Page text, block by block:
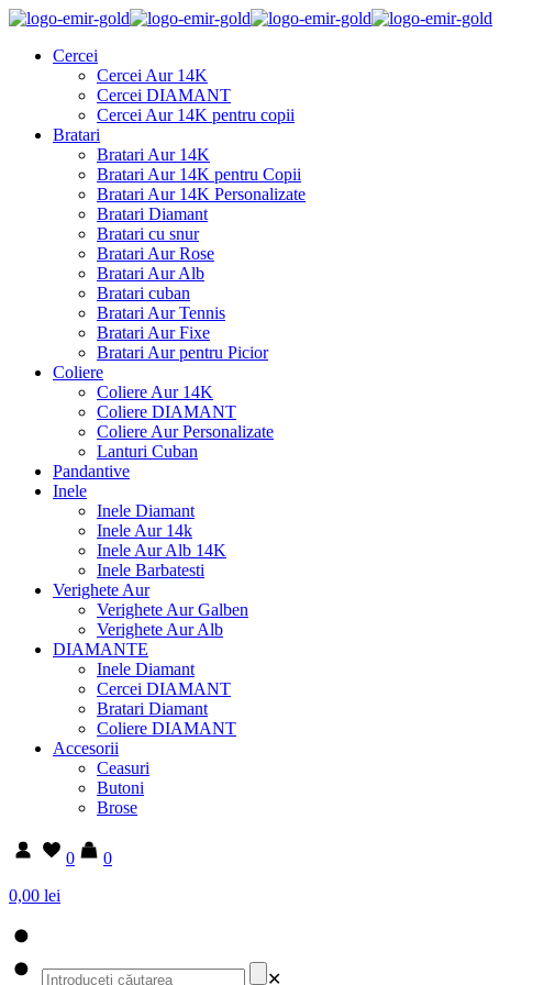
Cercei
Cercei Aur 14K
Cercei DIAMANT
Cercei Aur 14K pentru copii
Bratari
Bratari Aur 14K
Bratari Aur 14K pentru Copii
Bratari Aur 14K Personalizate
Bratari Diamant
Bratari cu snur
Bratari Aur Rose
Bratari Aur Alb
Bratari cuban
Bratari Aur Tennis
Bratari Aur Fixe
Bratari Aur pentru Picior
Coliere
Coliere Aur 14K
Coliere DIAMANT
Coliere Aur Personalizate
Lanturi Cuban
Pandantive
Inele
Inele Diamant
Inele Aur 14k
Inele Aur Alb 14K
Inele Barbatesti
Verighete Aur
Verighete Aur Galben
Verighete Aur Alb
DIAMANTE
Inele Diamant
Cercei DIAMANT
Bratari Diamant
Coliere DIAMANT
Accesorii
Ceasuri
Butoni
Brose
0
0
0,00 lei
✕